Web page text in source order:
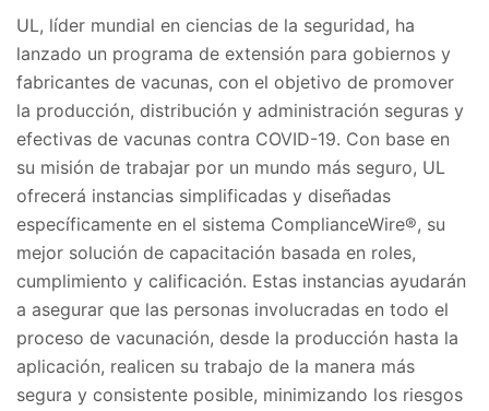
UL, líder mundial en ciencias de la seguridad, ha
lanzado un programa de extensión para gobiernos y
fabricantes de vacunas, con el objetivo de promover
la producción, distribución y administración seguras y
efectivas de vacunas contra COVID-19. Con base en
su misión de trabajar por un mundo más seguro, UL
ofrecerá instancias simplificadas y diseñadas
específicamente en el sistema ComplianceWire®, su
mejor solución de capacitación basada en roles,
cumplimiento y calificación. Estas instancias ayudarán
a asegurar que las personas involucradas en todo el
proceso de vacunación, desde la producción hasta la
aplicación, realicen su trabajo de la manera más
segura y consistente posible, minimizando los riesgos